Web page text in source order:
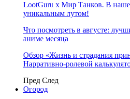
LootGuru x Мир Танков. В
уникальным лутом!
Что посмотреть в августе:
аниме месяца
Обзор «Жизнь и страдания
Нарративно-ролевой
Пред След
Огород